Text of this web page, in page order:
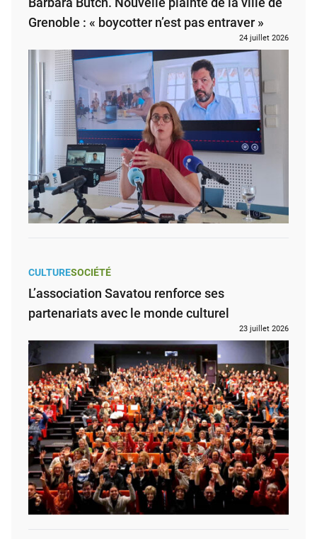
Grenoble : « boycotter n’est pas entraver »
24 juillet 2026
CULTURESOCIÉTÉ
L’association Savatou renforce ses
partenariats avec le monde culturel
23 juillet 2026